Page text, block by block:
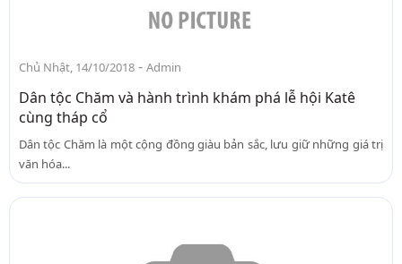
Chủ Nhật, 14/10/2018 - Admin
Dân tộc Chăm và hành trình khám phá lễ hội Katê
cùng tháp cổ
Dân tộc Chăm là một cộng đồng giàu bản sắc, lưu giữ những giá trị
văn hóa...